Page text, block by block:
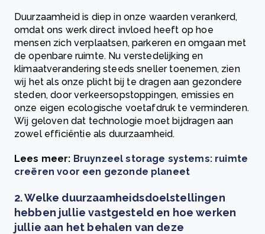
Duurzaamheid is diep in onze waarden verankerd,
omdat ons werk direct invloed heeft op hoe
mensen zich verplaatsen, parkeren en omgaan met
de openbare ruimte. Nu verstedelijking en
klimaatverandering steeds sneller toenemen, zien
wij het als onze plicht bij te dragen aan gezondere
steden, door verkeersopstoppingen, emissies en
onze eigen ecologische voetafdruk te verminderen.
Wij geloven dat technologie moet bijdragen aan
zowel efficiëntie als duurzaamheid.
Lees meer: Bruynzeel storage systems: ruimte
creëren voor een gezonde planeet
2. Welke duurzaamheidsdoelstellingen
hebben jullie vastgesteld en hoe werken
jullie aan het behalen van deze